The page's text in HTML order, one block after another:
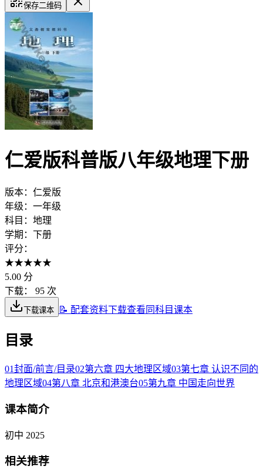
保存二维码
仁爱版科普版八年级地理下册
版本： 仁爱版
年级： 一年级
科目： 地理
学期： 下册
评分：
★★★★★
5.00 分
下载：
95 次
下载课本 📝 配套资料下载查看同科目课本
目录
01封面/前言/目录02第六章 四大地理区域03第七章 认识不同的
地理区域04第八章 北京和港澳台05第九章 中国走向世界
课本简介
初中 2025
相关推荐